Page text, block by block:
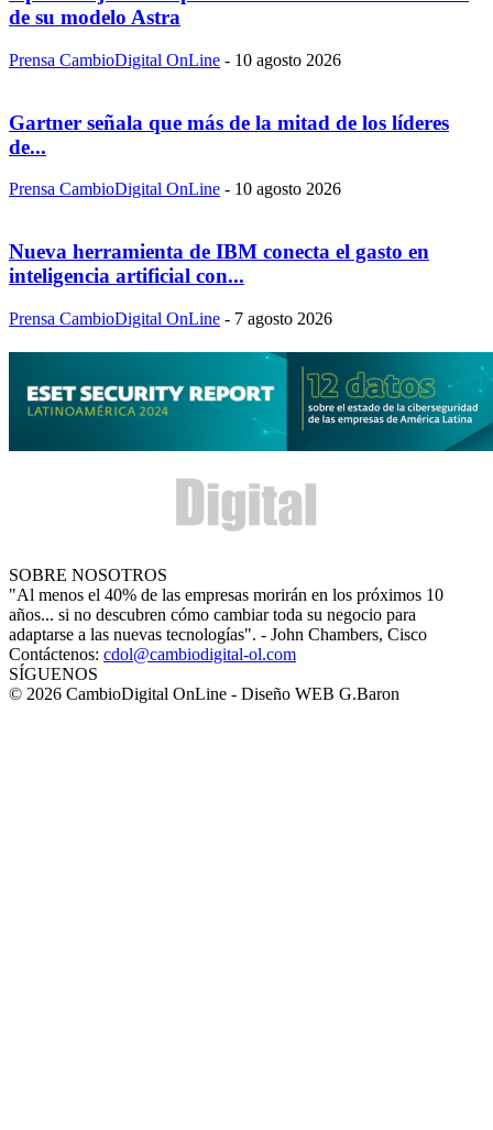
de su modelo Astra
Prensa CambioDigital OnLine - 10 agosto 2026
Gartner señala que más de la mitad de los líderes
de...
Prensa CambioDigital OnLine - 10 agosto 2026
Nueva herramienta de IBM conecta el gasto en
inteligencia artificial con...
Prensa CambioDigital OnLine - 7 agosto 2026
SOBRE NOSOTROS
"Al menos el 40% de las empresas morirán en los próximos 10
años... si no descubren cómo cambiar toda su negocio para
adaptarse a las nuevas tecnologías". - John Chambers, Cisco
Contáctenos: cdol@cambiodigital-ol.com
SÍGUENOS
© 2026 CambioDigital OnLine - Diseño WEB G.Baron